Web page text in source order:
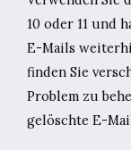
10 oder 11 und
E-Mails
finden Sie
Problem zu
gelöschte E-